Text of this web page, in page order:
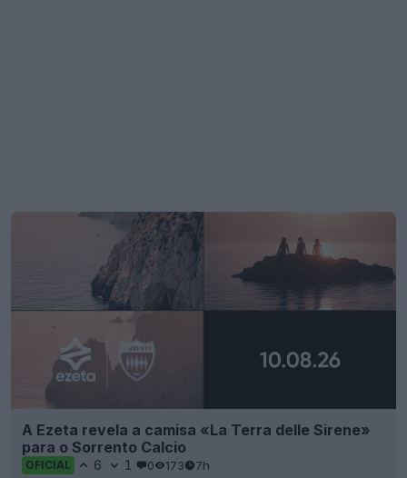
A Ezeta revela a camisa «La Terra delle Sirene»
para o Sorrento Calcio
OFICIAL 6 1 0 173 7h